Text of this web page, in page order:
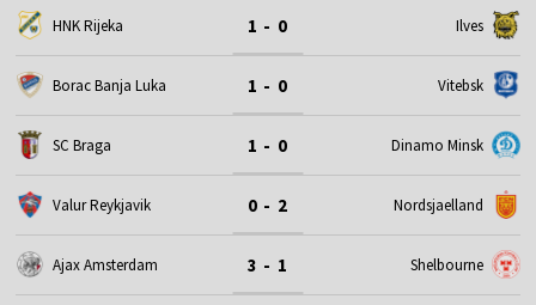
HNK Rijeka 1 - 0 Ilves
Borac Banja Luka 1 - 0 Vitebsk
SC Braga 1 - 0 Dinamo Minsk
Valur Reykjavik 0 - 2 Nordsjaelland
Ajax Amsterdam 3 - 1 Shelbourne